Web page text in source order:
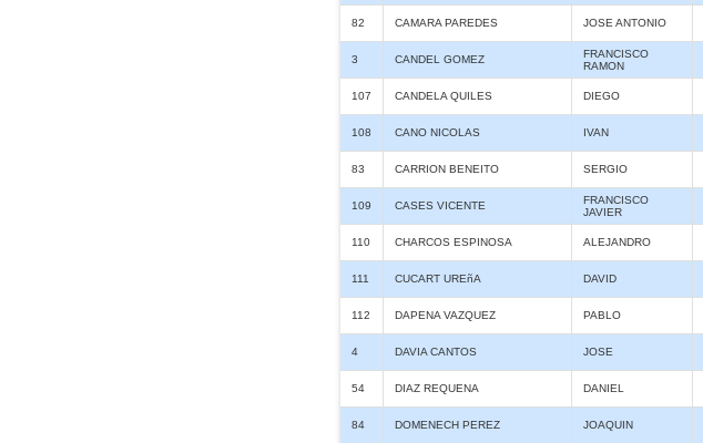
82 CAMARA PAREDES JOSE ANTONIO
3 CANDEL GOMEZ
FRANCISCO
RAMON
107 CANDELA QUILES DIEGO
108 CANO NICOLAS IVAN
83 CARRION BENEITO SERGIO
109 CASES VICENTE
FRANCISCO
JAVIER
110 CHARCOS ESPINOSA ALEJANDRO
111 CUCART UREñA DAVID
112 DAPENA VAZQUEZ PABLO
4 DAVIA CANTOS JOSE
54 DIAZ REQUENA DANIEL
84 DOMENECH PEREZ JOAQUIN